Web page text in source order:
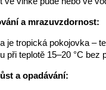
a mrazuvzdornost:
je tropická pokojovka –
při teplotě 15–20 °C bez
a opadávání: